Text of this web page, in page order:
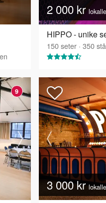
2 000 kr
150seter · 350
9
3 000 kr